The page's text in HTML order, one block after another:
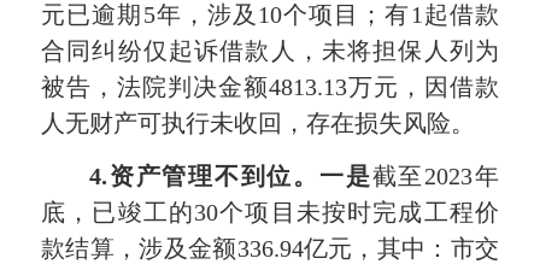
元已逾期5年，涉及10个项目；有1起借款
合同纠纷仅起诉借款人，未将担保人列为
被告，法院判决金额4813.13万元，因借款
人无财产可执行未收回，存在损失风险。
4.资产管理不到位。一是截至2023年
底，已竣工的30个项目未按时完成工程价
款结算，涉及金额336.94亿元，其中：市交